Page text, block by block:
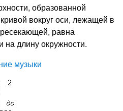
образованной
вокруг оси, лежащей в
равна
на длину окружности.
музыки